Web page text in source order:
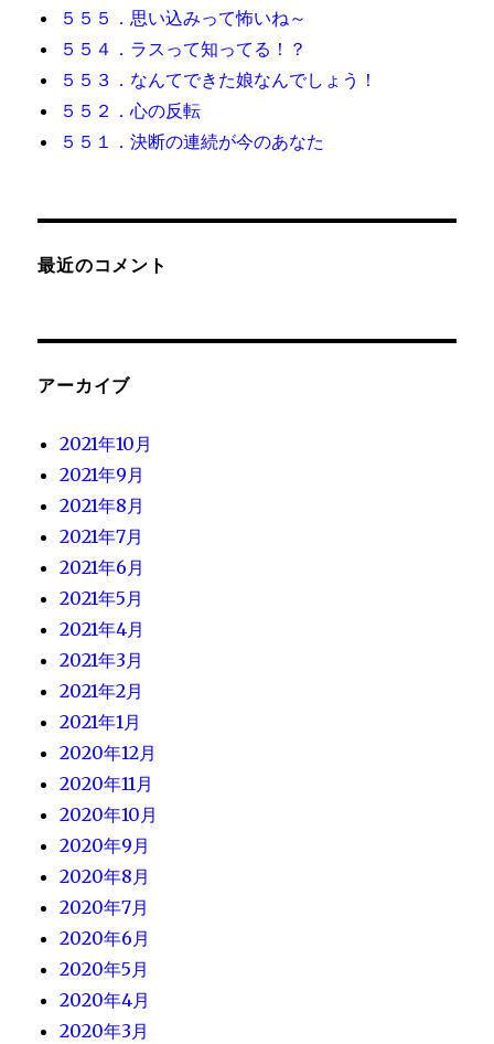
５５５．思い込みって怖いね～
５５４．ラスって知ってる！？
５５３．なんてできた娘なんでしょう！
５５２．心の反転
５５１．決断の連続が今のあなた
最近のコメント
アーカイブ
2021年10月
2021年9月
2021年8月
2021年7月
2021年6月
2021年5月
2021年4月
2021年3月
2021年2月
2021年1月
2020年12月
2020年11月
2020年10月
2020年9月
2020年8月
2020年7月
2020年6月
2020年5月
2020年4月
2020年3月